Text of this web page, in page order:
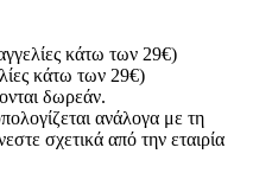
κάτω των 29€)
κάτω των 29€)
δωρεάν.
ανάλογα με τη
σχετικά από την εταιρία